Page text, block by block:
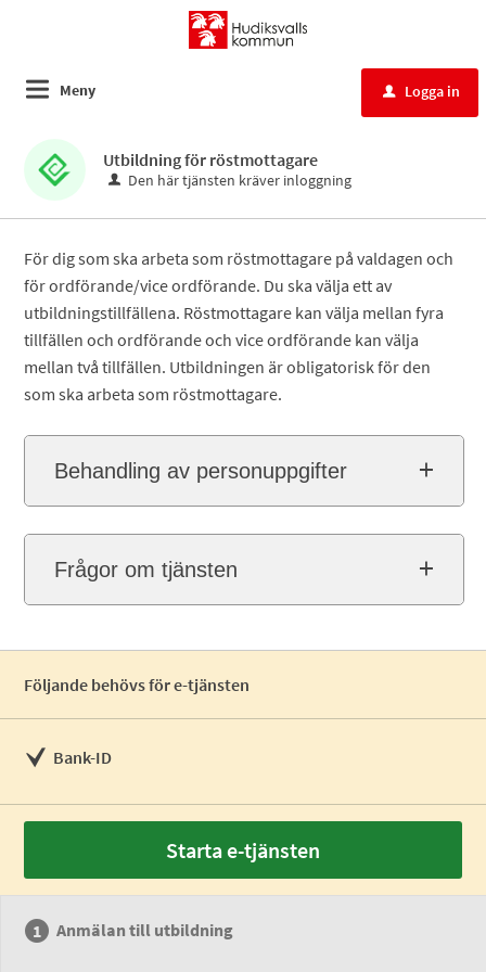
Meny u Logga in
Utbildning för röstmottagare
Den här tjänsten kräver inloggning
För dig som ska arbeta som röstmottagare på valdagen och
för ordförande/vice ordförande. Du ska välja ett av
utbildningstillfällena. Röstmottagare kan välja mellan fyra
tillfällen och ordförande och vice ordförande kan välja
mellan två tillfällen. Utbildningen är obligatorisk för den
som ska arbeta som röstmottagare.
Behandling av personuppgifter
Frågor om tjänsten
Följande behövs för e-tjänsten
Bank-ID
Starta e-tjänsten
Anmälan till utbildning